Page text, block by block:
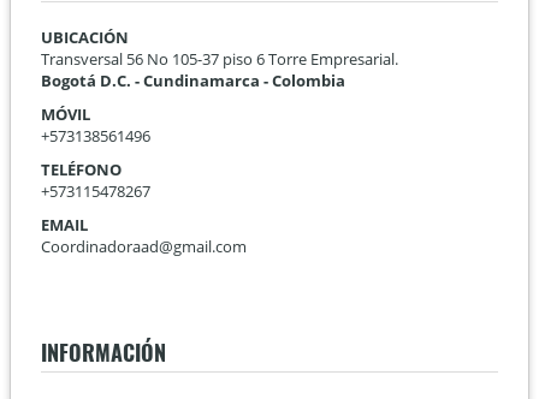
UBICACIÓN
Transversal 56 No 105-37 piso 6 Torre Empresarial.
Bogotá D.C. - Cundinamarca - Colombia
MÓVIL
+573138561496
TELÉFONO
+573115478267
EMAIL
Coordinadoraad@gmail.com
INFORMACIÓN